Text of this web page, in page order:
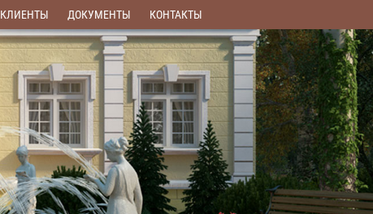
КЛИЕНТЫ ДОКУМЕНТЫ КОНТАКТЫ